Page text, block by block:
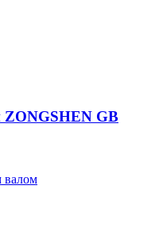
ZONGSHEN GB
валом